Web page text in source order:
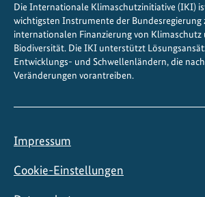
e
k
t
e
Die Internationale Klimaschutzinitiative (IKI)
wichtigsten Instrumente der Bundesregierung
internationalen Finanzierung von Klimaschutz
Biodiversität. Die IKI unterstützt
Entwicklungs- und Schwellenländern, die
Veränderungen vorantreiben.
Impressum
Cookie-Einstellungen